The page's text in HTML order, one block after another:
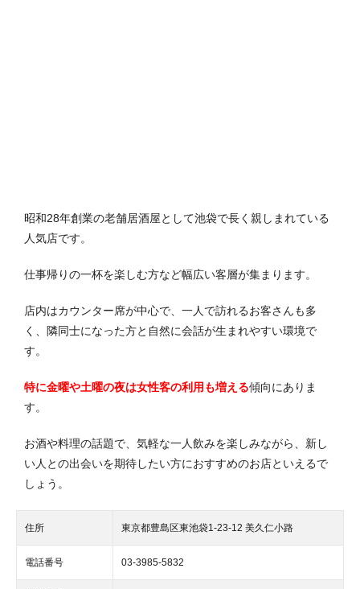
昭和28年創業の老舗居酒屋として池袋で長く親しまれている
人気店です。
仕事帰りの一杯を楽しむ方など幅広い客層が集まります。
店内はカウンター席が中心で、一人で訪れるお客さんも多
く、隣同士になった方と自然に会話が生まれやすい環境で
す。
特に金曜や土曜の夜は女性客の利用も増える傾向にありま
す。
お酒や料理の話題で、気軽な一人飲みを楽しみながら、新し
い人との出会いを期待したい方におすすめのお店といえるで
しょう。
住所 東京都豊島区東池袋1-23-12 美久仁小路
電話番号 03-3985-5832